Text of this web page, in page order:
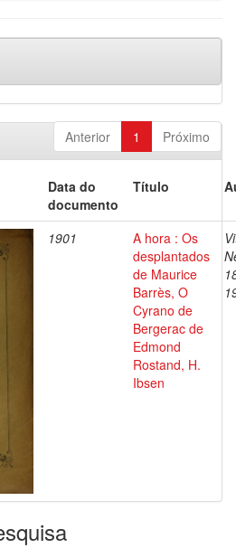
Anterior 1 Próximo
Data do
documento
Título
1901
A hora : Os
desplantados
de Maurice
Barrès, O
Cyrano de
Bergerac de
Edmond
Rostand, H.
Ibsen